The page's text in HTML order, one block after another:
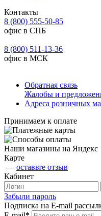
Контакты
8 (800) 555-50-85
офис в СПБ
8 (800) 511-13-36
офис в МСК
Обратная связь
Жалобы и
Адреса розничных
Принимаем к оплате
Наши магазины на Яндекс
Карте
— оставьте отзыв
Кабинет
Забыли пароль
Подписка на E-mail